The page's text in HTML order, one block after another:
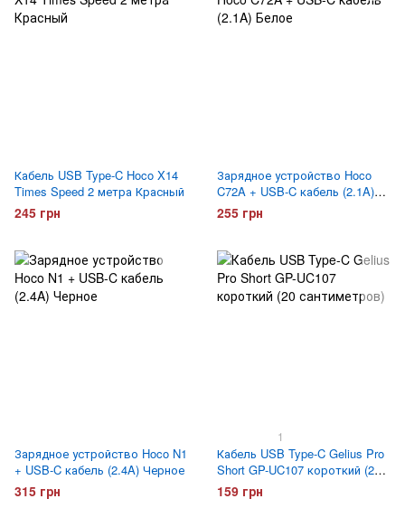
Кабель USB Type-C Hoco X14
Times Speed 2 метра Красный
245 грн
Зарядное устройство Hoco
C72A + USB-C кабель (2.1A)
Белое
255 грн
Зарядное устройство Hoco N1
+ USB-C кабель (2.4A) Черное
315 грн
1
Кабель USB Type-C Gelius Pro
Short GP-UC107 короткий (20
сантиметров)
159 грн